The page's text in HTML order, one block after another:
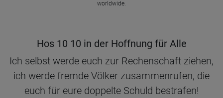
worldwide.
Hos 10 10 in der Hoffnung für Alle
Ich selbst werde euch zur Rechenschaft ziehen,
ich werde fremde Völker zusammenrufen, die
euch für eure doppelte Schuld bestrafen!